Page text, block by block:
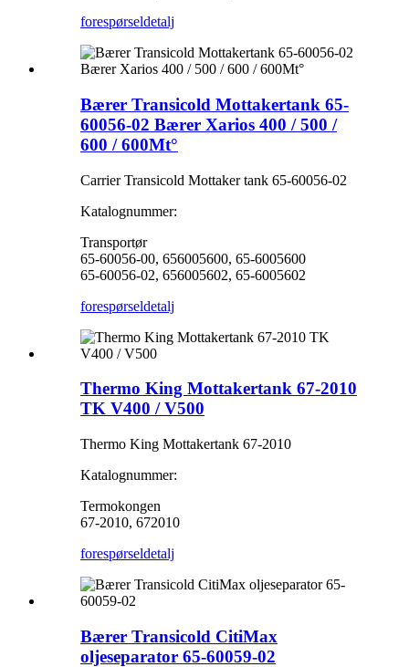
forespørseldetalj
Bærer Transicold Mottakertank 65-
60056-02 Bærer Xarios 400 / 500 /
600 / 600Mt°
Carrier Transicold Mottaker tank 65-60056-02
Katalognummer:
Transportør
65-60056-00, 656005600, 65-6005600
65-60056-02, 656005602, 65-6005602
forespørseldetalj
Thermo King Mottakertank 67-2010
TK V400 / V500
Thermo King Mottakertank 67-2010
Katalognummer:
Termokongen
67-2010, 672010
forespørseldetalj
Bærer Transicold CitiMax
oljeseparator 65-60059-02